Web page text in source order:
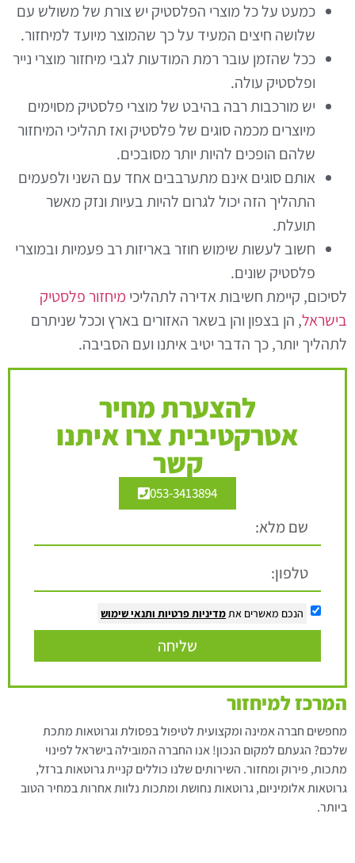
כמעט על כל מוצרי הפלסטיק יש צורת של משולש עם
שלושה חיצים המעיד על כך שהמוצר מיועד למיחזור.
ככל שהזמן עובר רמת המודעות לגבי מיחזור מוצרי נייר
ופלסטיק עולה.
יש מורכבות רבה בהיבט של מוצרי פלסטיק מסוימים
מיוצרים מכמה סוגים של פלסטיק ואז תהליכי המיחזור
שלהם הופכים להיות יותר מסובכים.
אותם סוגים אינם מתערבבים אחד עם השני ולפעמים
התהליך הזה יכול לגרום להיות בעיות ונזק מאשר
תועלת.
חשוב לעשות שימוש חוזר באריזות רב פעמיות ובמוצרי
פלסטיק שונים.
לסיכום, קיימת חשיבות אדירה לתהליכי מיחזור פלסטיק
בישראל, הן בצפון והן בשאר האזורים בארץ וככל שניתרם
לתהליך יותר, כך הדבר יטיב איתנו ועם הסביבה.
להצערת מחיר
אטרקטיבית צרו איתנו
קשר
053-3413894
הנכם מאשרים אתמדיניות פרטיות ותנאי שימוש
שליחה
המרכז למיחזור
מחפשים חברה אמינה ומקצועית לטיפול בפסולת וגרוטאות מתכת
שלכם? הגעתם למקום הנכון! אנו החברה המובילה בישראל לפינוי
מתכות, פירוק ומחזור. השירותים שלנו כוללים קניית גרוטאות ברזל,
גרוטאות אלומיניום, גרוטאות נחושת ומתכות נלוות אחרות במחיר הטוב
ביותר.